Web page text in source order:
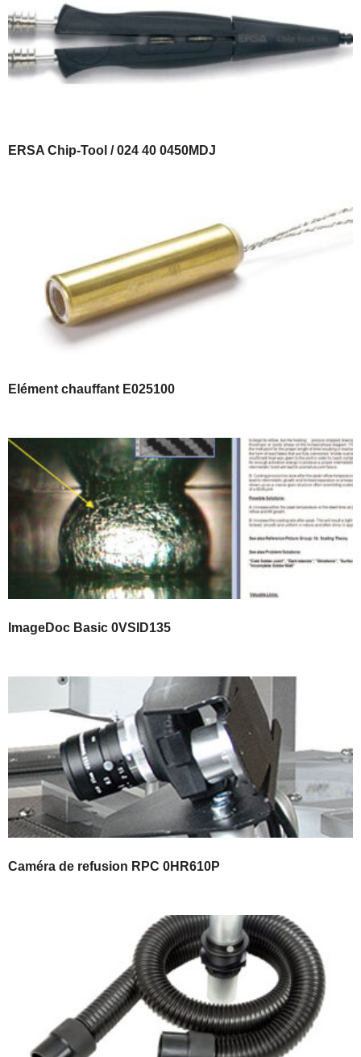
ERSA Chip-Tool / 024 40 0450MDJ
Elément chauffant E025100
ImageDoc Basic 0VSID135
Caméra de refusion RPC 0HR610P